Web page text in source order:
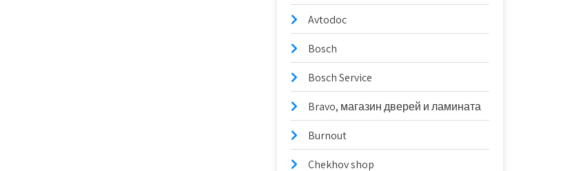
Avtodoc
Bosch
Bosch Service
Bravo, магазин дверей и ламината
Burnout
Chekhov shop